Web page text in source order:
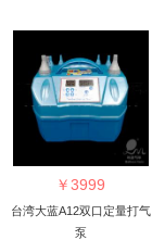
￥3999
台湾大蓝A12双口定量打气
泵